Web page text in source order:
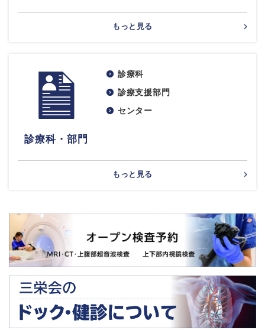
もっと見る
診療科・部門
診療科
診療支援部門
センター
もっと見る